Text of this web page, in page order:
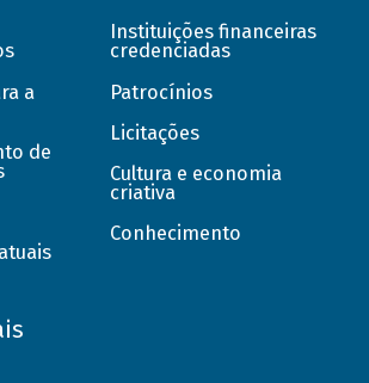
a
de
Instituições financeiras
credenciadas
Patrocínios
Licitações
Cultura e economia
criativa
Conhecimento